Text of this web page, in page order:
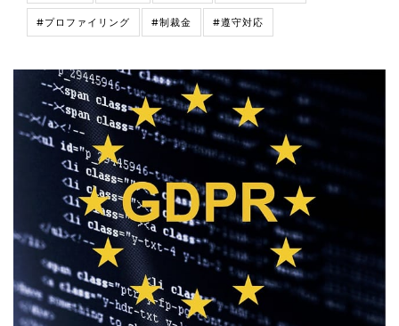
#プロファイリング #制裁金 #遵守対応